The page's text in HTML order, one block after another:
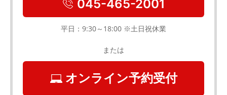
045-465-2001
平日：9:30～18:00 ※土日祝休業
または
オンライン予約受付